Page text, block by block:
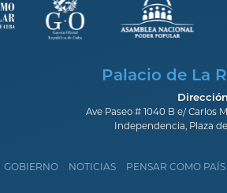
Palacio de La
Ave Paseo # 1040 B e/ Carlos
Independencia, Plaza
GOBIERNO NOTICIAS PENSAR COMO PAÍS